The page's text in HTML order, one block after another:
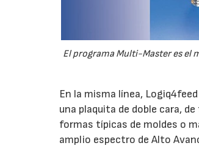
El programa Multi-Master es el
En la misma línea,
una plaquita de doble cara,
formas típicas de moldes o
amplio espectro de Alto